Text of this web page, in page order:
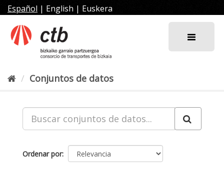
al
contenido
Español | English | Euskera
Conjuntos de datos
Ordenar por